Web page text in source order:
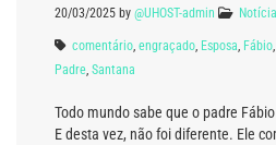
20/03/2025 by @UHOST-admin
comentário, engraçado, Esposa, Fábio,
Padre, Santana
Todo mundo sabe que o padre
E desta vez, não foi diferente. Ele